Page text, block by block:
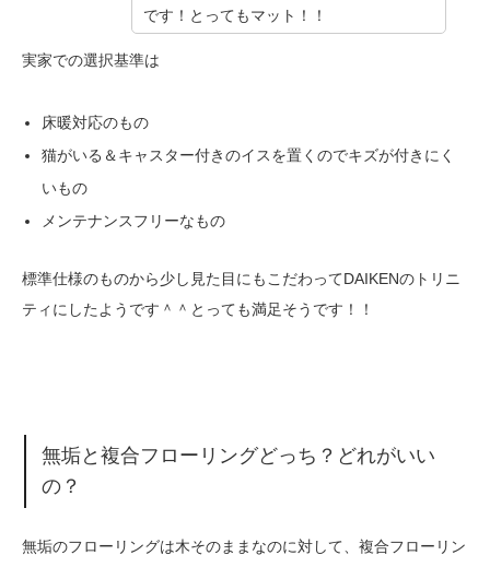
です！とってもマット！！
実家での選択基準は
床暖対応のもの
猫がいる＆キャスター付きのイスを置くのでキズが付きにく
いもの
メンテナンスフリーなもの
標準仕様のものから少し見た目にもこだわってDAIKENのトリニ
ティにしたようです＾＾とっても満足そうです！！
無垢と複合フローリングどっち？どれがいい
の？
無垢のフローリングは木そのままなのに対して、複合フローリン